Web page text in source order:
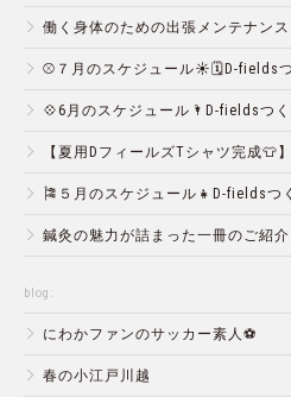
働く身体のための出張メンテナン
⚾️７月のスケジュール☀️🗓D-fields
💠6月のスケジュール🌂D-fieldsつ
【夏用DフィールズTシャツ完成👕】
🎏５月のスケジュール👧D-fieldsつ
鍼灸の魅力が詰まった一冊のご紹介
blog:
にわかファンのサッカー素人⚽️
春の小江戸川越